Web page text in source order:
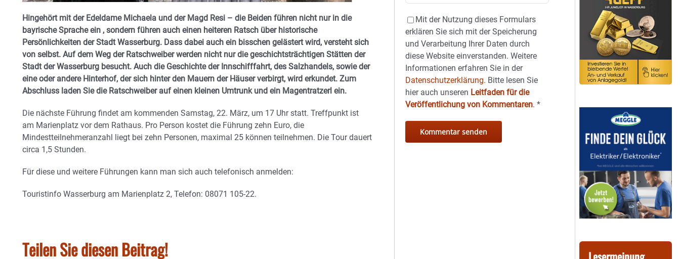
Hingehört mit der Edeldame Michaela und der Magd Resi – die Beiden führen nicht nur in die
bayrische Sprache ein , sondern führen auch einen heiteren Ratsch über historische
Persönlichkeiten der Stadt Wasserburg. Dass dabei auch ein bisschen gelästert wird, versteht sich
von selbst. Auf dem Weg der Ratschweiber werden nicht nur die geschichtsträchtigen Stätten der
Stadt der Wasserburg besucht. Auch die Geschichte der Innschifffahrt, des Salzhandels, sowie der
eine oder andere Hinterhof, der sich hinter den Mauern der Häuser verbirgt, wird erkundet. Zum
Abschluss laden Sie die Ratschweiber auf einen kleinen Umtrunk und ein Magentratzerl ein.
Die nächste Führung findet am kommenden Samstag, 22. März, um 17 Uhr statt. Treffpunkt ist
am Marienplatz vor dem Rathaus. Pro Person kostet die Führung zehn Euro, die
Mindestteilnehmeranzahl liegt bei zehn Personen, maximal 25 können teilnehmen. Die Tour dauert
circa 1,5 Stunden.
Für diese und weitere Führungen kann man sich auch telefonisch anmelden:
Touristinfo Wasserburg am Marienplatz 2, Telefon: 08071 105-22.
Teilen Sie diesen Beitrag!
Mit der Nutzung dieses Formulars
erklären Sie sich mit der Speicherung
und Verarbeitung Ihrer Daten durch
diese Website einverstanden. Weitere
Informationen erfahren Sie in der
Datenschutzerklärung. Bitte lesen Sie
hier auch unseren Leitfaden für die
Veröffentlichung von Kommentaren.*